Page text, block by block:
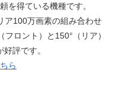
を得ている機種です。
ア100万画素の組み合わせ
ロント）と150°（リア）
評です。
ら